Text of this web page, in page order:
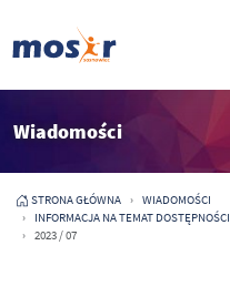
Wiadomości
STRONA GŁÓWNA
WIADOMOŚCI
INFORMACJA NA TEMAT
2023 / 07